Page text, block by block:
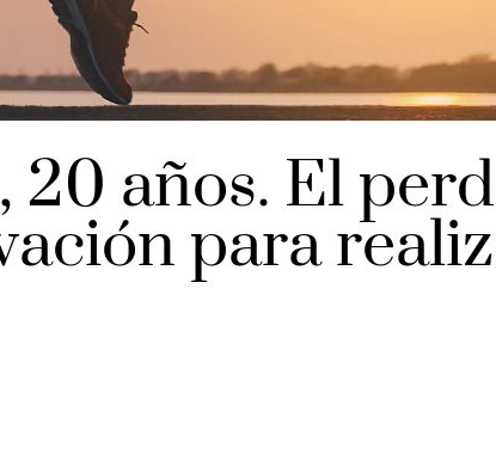
20 años. El
para